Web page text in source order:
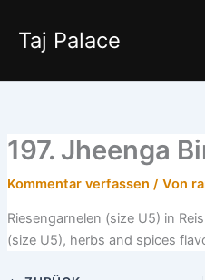
Inhalt
springen
Taj Palace
197. Jheenga
Kommentar verfassen / Von
Riesengarnelen (size U5) in
(size U5), herbs and spices